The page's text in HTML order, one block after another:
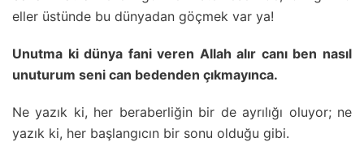
eller üstünde bu dünyadan göçmek var ya!
Unutma ki dünya fani veren Allah alır canı ben nasıl
unuturum seni can bedenden çıkmayınca.
Ne yazık ki, her beraberliğin bir de ayrılığı oluyor; ne
yazık ki, her başlangıcın bir sonu olduğu gibi.